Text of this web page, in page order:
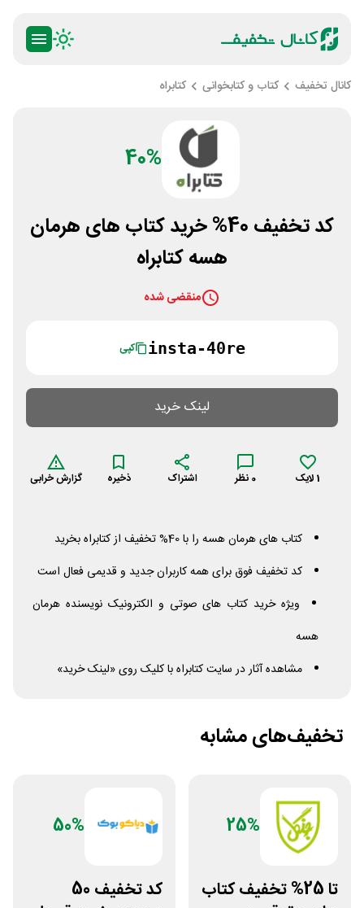
کانال تخفیف کتاب و کتابخوانی کتابراه
40%
کد تخفیف 40% خرید کتاب های هرمان
هسه کتابراه
منقضی شده
insta-40re کپی
لینک خرید
1لایک 0 نظر اشتراک ذخیره گزارش خرابی
کتاب های هرمان هسه را با 40% تخفیف از کتابراه بخرید
کد تخفیف فوق برای همه کاربران جدید و قدیمی فعال است
ویژه خرید کتاب های صوتی و الکترونیک نویسنده هرمان
هسه
مشاهده آثار در سایت کتابراه با کلیک روی «لینک خرید»
تخفیف‌های مشابه
25%
تا 25% تخفیف کتاب
50%
کد تخفیف 50